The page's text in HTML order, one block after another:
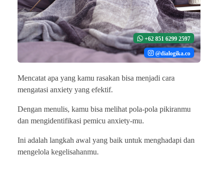
+62 851 6299 2597
@dialogika.co
Mencatat apa yang kamu rasakan bisa menjadi cara
mengatasi anxiety yang efektif.
Dengan menulis, kamu bisa melihat pola-pola pikiranmu
dan mengidentifikasi pemicu anxiety-mu.
Ini adalah langkah awal yang baik untuk menghadapi dan
mengelola kegelisahanmu.